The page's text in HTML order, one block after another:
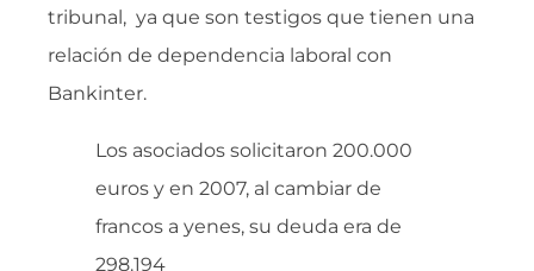
tribunal, ya que son testigos que tienen una
relación de dependencia laboral con
Bankinter.
Los asociados solicitaron 200.000
euros y en 2007, al cambiar de
francos a yenes, su deuda era de
298.194